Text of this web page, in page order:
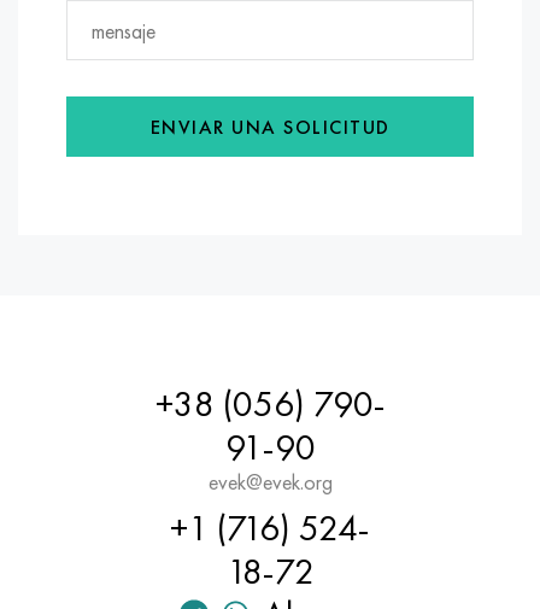
ENVIAR UNA SOLICITUD
+38 (056) 790-
91-90
evek@evek.org
+1 (716) 524-
18-72